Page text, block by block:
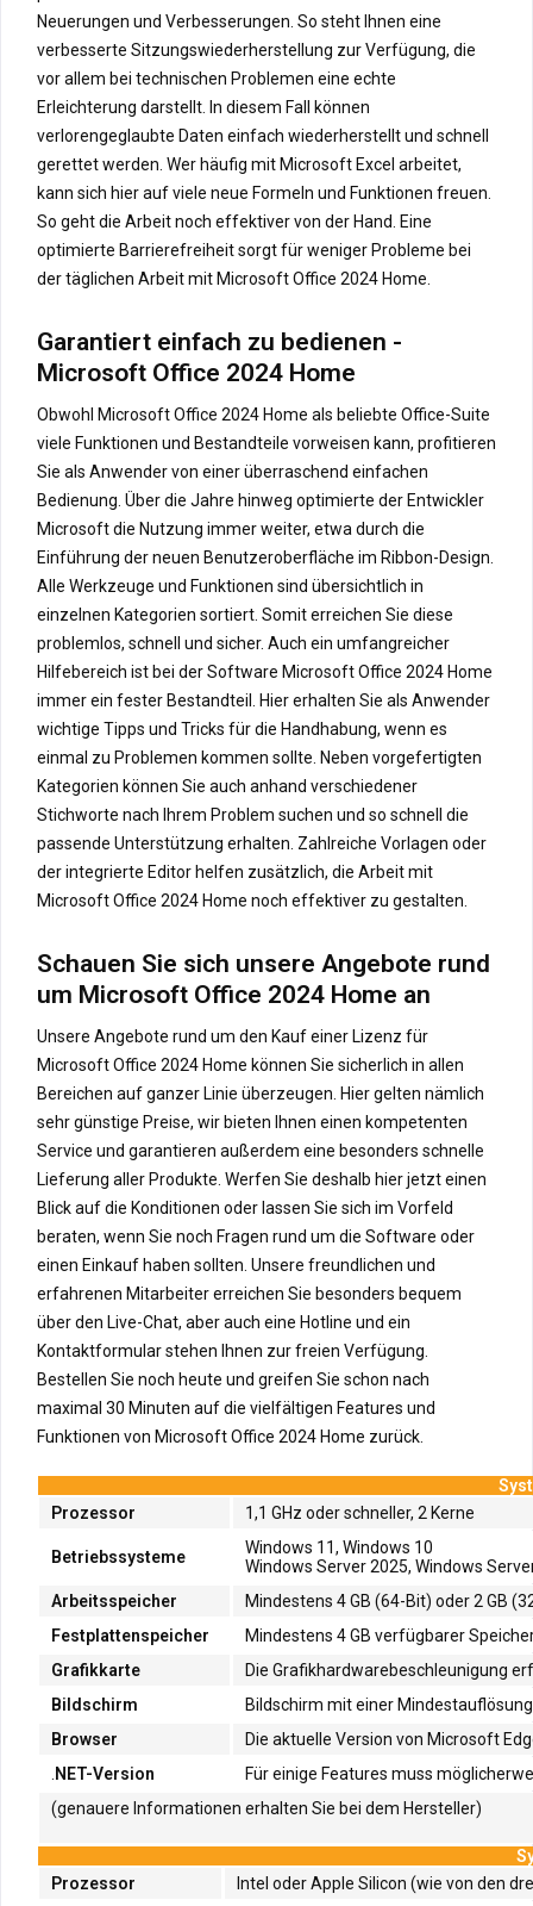
Neuerungen und Verbesserungen. So steht Ihnen eine
verbesserte Sitzungswiederherstellung zur Verfügung, die
vor allem bei technischen Problemen eine echte
Erleichterung darstellt. In diesem Fall können
verlorengeglaubte Daten einfach wiederherstellt und schnell
gerettet werden. Wer häufig mit Microsoft Excel arbeitet,
kann sich hier auf viele neue Formeln und Funktionen freuen.
So geht die Arbeit noch effektiver von der Hand. Eine
optimierte Barrierefreiheit sorgt für weniger Probleme bei
der täglichen Arbeit mit Microsoft Office 2024 Home.
Garantiert einfach zu bedienen -
Microsoft Office 2024 Home
Obwohl Microsoft Office 2024 Home als beliebte Office-Suite
viele Funktionen und Bestandteile vorweisen kann, profitieren
Sie als Anwender von einer überraschend einfachen
Bedienung. Über die Jahre hinweg optimierte der Entwickler
Microsoft die Nutzung immer weiter, etwa durch die
Einführung der neuen Benutzeroberfläche im Ribbon-Design.
Alle Werkzeuge und Funktionen sind übersichtlich in
einzelnen Kategorien sortiert. Somit erreichen Sie diese
problemlos, schnell und sicher. Auch ein umfangreicher
Hilfebereich ist bei der Software Microsoft Office 2024 Home
immer ein fester Bestandteil. Hier erhalten Sie als Anwender
wichtige Tipps und Tricks für die Handhabung, wenn es
einmal zu Problemen kommen sollte. Neben vorgefertigten
Kategorien können Sie auch anhand verschiedener
Stichworte nach Ihrem Problem suchen und so schnell die
passende Unterstützung erhalten. Zahlreiche Vorlagen oder
der integrierte Editor helfen zusätzlich, die Arbeit mit
Microsoft Office 2024 Home noch effektiver zu gestalten.
Schauen Sie sich unsere Angebote rund
um Microsoft Office 2024 Home an
Unsere Angebote rund um den Kauf einer Lizenz für
Microsoft Office 2024 Home können Sie sicherlich in allen
Bereichen auf ganzer Linie überzeugen. Hier gelten nämlich
sehr günstige Preise, wir bieten Ihnen einen kompetenten
Service und garantieren außerdem eine besonders schnelle
Lieferung aller Produkte. Werfen Sie deshalb hier jetzt einen
Blick auf die Konditionen oder lassen Sie sich im Vorfeld
beraten, wenn Sie noch Fragen rund um die Software oder
einen Einkauf haben sollten. Unsere freundlichen und
erfahrenen Mitarbeiter erreichen Sie besonders bequem
über den Live-Chat, aber auch eine Hotline und ein
Kontaktformular stehen Ihnen zur freien Verfügung.
Bestellen Sie noch heute und greifen Sie schon nach
maximal 30 Minuten auf die vielfältigen Features und
Funktionen von Microsoft Office 2024 Home zurück.
Prozessor
1,1 GHz oder schneller, 2 Kerne
Betriebssysteme
Windows 11, Windows 10
Windows Server 2025, Windows
Arbeitsspeicher
Mindestens 4 GB (64-Bit) oder 2 GB
Festplattenspeicher
Mindestens 4 GB verfügbarer
Grafikkarte
Die Grafikhardwarebeschleunigung
Bildschirm
Bildschirm mit einer
Browser
Die aktuelle Version von Microsoft
NET-Version
Für einige Features muss
(genauere Informationen erhalten Sie bei dem Hersteller)
Prozessor
Intel oder Apple Silicon (wie von den